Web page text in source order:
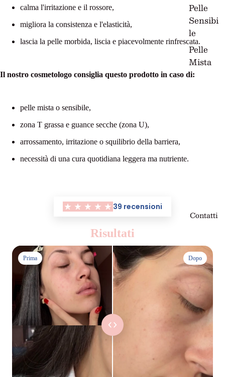
Pelle
Sensibi
le
Pelle
Mista
Contatti
calma l'irritazione e il rossore,
migliora la consistenza e l'elasticità,
lascia la pelle morbida, liscia e piacevolmente rinfrescata.
Il nostro cosmetologo consiglia questo prodotto in caso di:
pelle mista o sensibile,
zona T grassa e guance secche (zona U),
arrossamento, irritazione o squilibrio della barriera,
necessità di una cura quotidiana leggera ma nutriente.
39 recensioni
Risultati
Dopo
Prima